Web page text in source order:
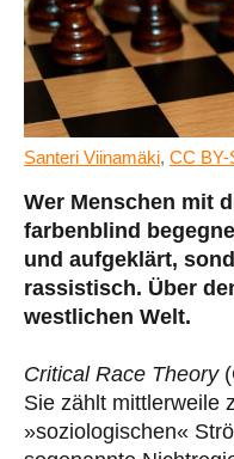
Santeri Viinamäki, CC BY-
Wer Menschen mit
farbenblind
und aufgeklärt,
rassistisch. Über
westlichen Welt.
Critical Race Theory
Sie zählt mittlerweile
»soziologischen«